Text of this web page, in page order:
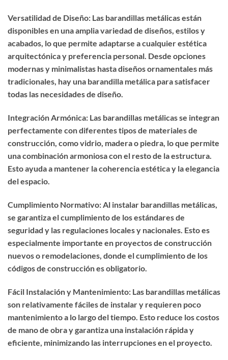
Versatilidad de Diseño: Las barandillas metálicas están
disponibles en una amplia variedad de diseños, estilos y
acabados, lo que permite adaptarse a cualquier estética
arquitectónica y preferencia personal. Desde opciones
modernas y minimalistas hasta diseños ornamentales más
tradicionales, hay una barandilla metálica para satisfacer
todas las necesidades de diseño.
Integración Armónica: Las barandillas metálicas se integran
perfectamente con diferentes tipos de materiales de
construcción, como vidrio, madera o piedra, lo que permite
una combinación armoniosa con el resto de la estructura.
Esto ayuda a mantener la coherencia estética y la elegancia
del espacio.
Cumplimiento Normativo: Al instalar barandillas metálicas,
se garantiza el cumplimiento de los estándares de
seguridad y las regulaciones locales y nacionales. Esto es
especialmente importante en proyectos de construcción
nuevos o remodelaciones, donde el cumplimiento de los
códigos de construcción es obligatorio.
Fácil Instalación y Mantenimiento: Las barandillas metálicas
son relativamente fáciles de instalar y requieren poco
mantenimiento a lo largo del tiempo. Esto reduce los costos
de mano de obra y garantiza una instalación rápida y
eficiente, minimizando las interrupciones en el proyecto.